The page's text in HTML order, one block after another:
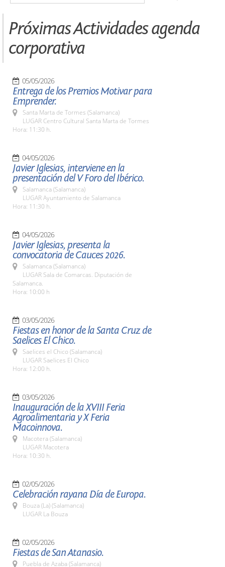
Próximas Actividades agenda
corporativa
05/05/2026
Entrega de los Premios Motivar para
Emprender.
Santa Marta de Tormes (Salamanca)
LUGAR Centro Cultural Santa Marta de Tormes
Hora: 11:30 h.
04/05/2026
Javier Iglesias, interviene en la
presentación del V Foro del Ibérico.
Salamanca (Salamanca)
LUGAR Ayuntamiento de Salamanca
Hora: 11:30 h.
04/05/2026
Javier Iglesias, presenta la
convocatoria de Cauces 2026.
Salamanca (Salamanca)
LUGAR Sala de Comarcas. Diputación de
Salamanca.
Hora: 10:00 h
03/05/2026
Fiestas en honor de la Santa Cruz de
Saelices El Chico.
Saelices el Chico (Salamanca)
LUGAR Saelices El Chico
Hora: 12:00 h.
03/05/2026
Inauguración de la XVIII Feria
Agroalimentaria y X Feria
Macoinnova.
Macotera (Salamanca)
LUGAR Macotera
Hora: 10:30 h.
02/05/2026
Celebración rayana Día de Europa.
Bouza (La) (Salamanca)
LUGAR La Bouza
02/05/2026
Fiestas de San Atanasio.
Puebla de Azaba (Salamanca)